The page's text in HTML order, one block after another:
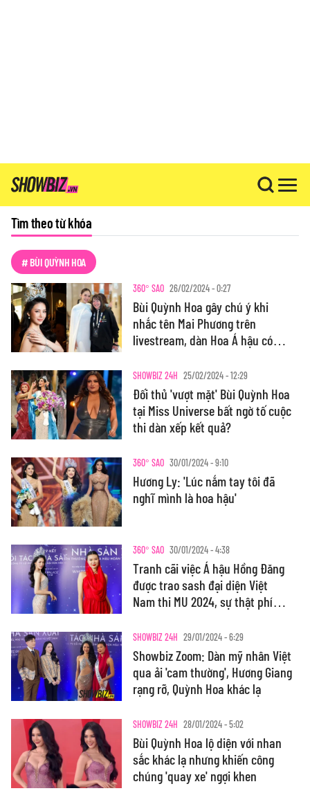
Tìm theo từ khóa
# BÙI QUỲNH HOA
360° SAO 26/02/2024 - 0:27
Bùi Quỳnh Hoa gây chú ý khi
nhắc tên Mai Phương trên
livestream, dàn Hoa Á hậu có
SHOWBIZ 24H 25/02/2024 - 12:29
Đối thủ 'vượt mặt' Bùi Quỳnh Hoa
tại Miss Universe bất ngờ tố cuộc
thi dàn xếp kết quả?
360° SAO 30/01/2024 - 9:10
Hương Ly: 'Lúc nắm tay tôi đã
nghĩ mình là hoa hậu'
360° SAO 30/01/2024 - 4:38
Tranh cãi việc Á hậu Hồng Đăng
được trao sash đại diện Việt
Nam thi MU 2024, sự thật phía
SHOWBIZ 24H 29/01/2024 - 6:29
Showbiz Zoom: Dàn mỹ nhân Việt
qua ải 'cam thường', Hương Giang
rạng rỡ, Quỳnh Hoa khác lạ
SHOWBIZ 24H 28/01/2024 - 5:02
Bùi Quỳnh Hoa lộ diện với nhan
sắc khác lạ nhưng khiến công
chúng 'quay xe' ngợi khen